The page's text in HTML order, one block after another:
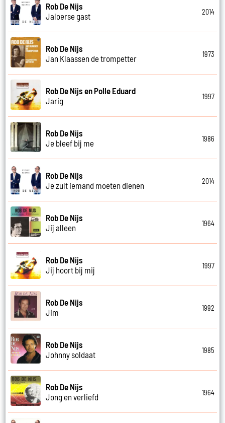
Rob De Nijs
Jaloerse gast
2014
Rob De Nijs
Jan Klaassen de trompetter
1973
Rob De Nijs en Polle Eduard
Jarig
1997
Rob De Nijs
Je bleef bij me
1986
Rob De Nijs
Je zult iemand moeten dienen
2014
Rob De Nijs
Jij alleen
1964
Rob De Nijs
Jij hoort bij mij
1997
Rob De Nijs
Jim
1992
Rob De Nijs
Johnny soldaat
1985
Rob De Nijs
Jong en verliefd
1964